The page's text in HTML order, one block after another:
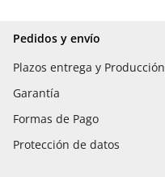
Pedidos y envío
Plazos entrega y Producción
Garantía
Formas de Pago
Protección de datos